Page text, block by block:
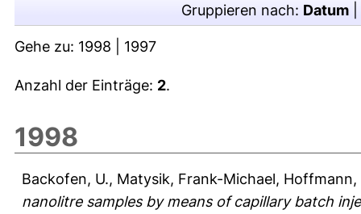
Gruppieren nach: Datum
Gehe zu: 1998 1997
Anzahl der Einträge: 2.
1998
Backofen, U., Matysik, Frank-Michael, Hoffmann,
nanolitre samples by means of capillary batch